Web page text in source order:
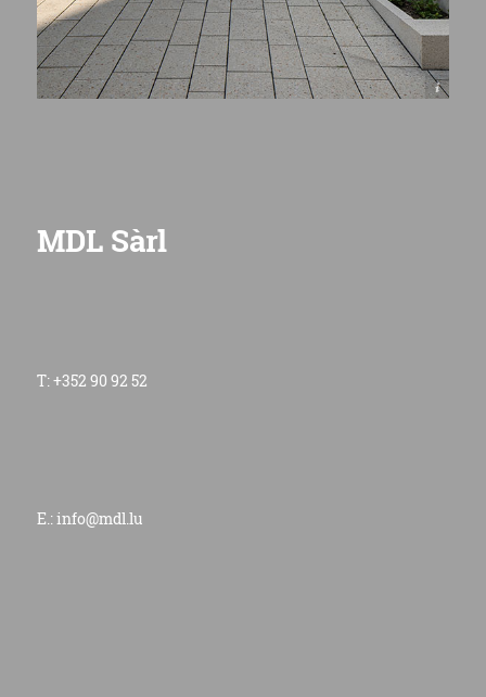
© Henri COLLETTE, 1111 Photography Sàrl
MDL Sàrl
T: +352 90 92 52
E.:info@mdl.lu